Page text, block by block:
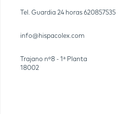
Tel. Guardia 24 horas 620857535
info@hispacolex.com
Trajano nº8 - 1ª Planta
18002